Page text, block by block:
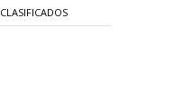
CLASIFICADOS